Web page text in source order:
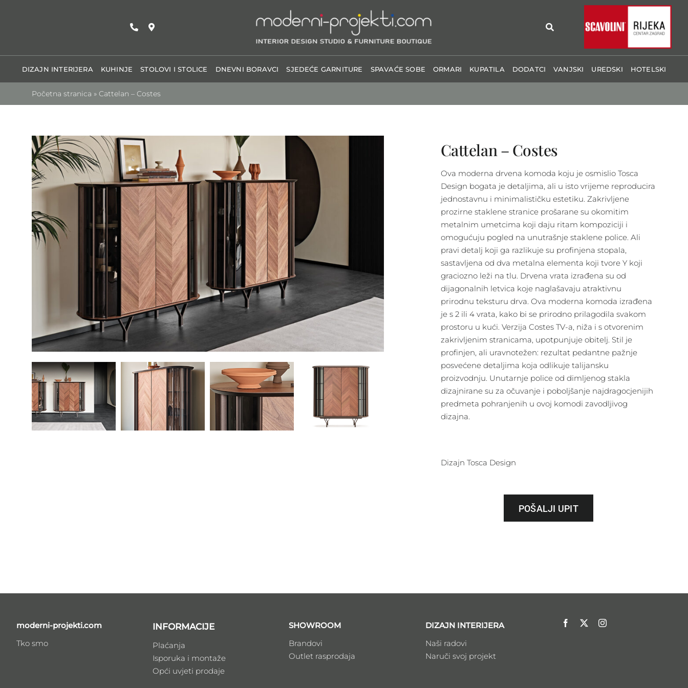
DIZAJN INTERIJERA KUHINJE STOLOVI I STOLICE DNEVNI BORAVCI SJEDEĆE GARNITURE SPAVAĆE SOBE ORMARI KUPATILA DODATCI VANJSKI UREDSKI HOTELSKI
Početna stranica » Cattelan – Costes
Cattelan – Costes
Ova moderna drvena komoda koju je osmislio Tosca
Design bogata je detaljima, ali u isto vrijeme reproducira
jednostavnu i minimalističku estetiku. Zakrivljene
prozirne staklene stranice prošarane su okomitim
metalnim umetcima koji daju ritam kompoziciji i
omogućuju pogled na unutrašnje staklene police. Ali
pravi detalj koji ga razlikuje su profinjena stopala,
sastavljena od dva metalna elementa koji tvore Y koji
graciozno leži na tlu. Drvena vrata izrađena su od
dijagonalnih letvica koje naglašavaju atraktivnu
prirodnu teksturu drva. Ova moderna komoda izrađena
je s 2 ili 4 vrata, kako bi se prirodno prilagodila svakom
prostoru u kući. Verzija Costes TV-a, niža i s otvorenim
zakrivljenim stranicama, upotpunjuje obitelj. Stil je
profinjen, ali uravnotežen: rezultat pedantne pažnje
posvećene detaljima koja odlikuje talijansku
proizvodnju. Unutarnje police od dimljenog stakla
dizajnirane su za očuvanje i poboljšanje najdragocjenijih
predmeta pohranjenih u ovoj komodi zavodljivog
dizajna.
Dizajn Tosca Design
POŠALJI UPIT
moderni-projekti.com
Tko smo
INFORMACIJE
Plaćanja
Isporuka i montaže
Opći uvjeti prodaje
SHOWROOM
Brandovi
Outlet rasprodaja
DIZAJN INTERIJERA
Naši radovi
Naruči svoj projekt